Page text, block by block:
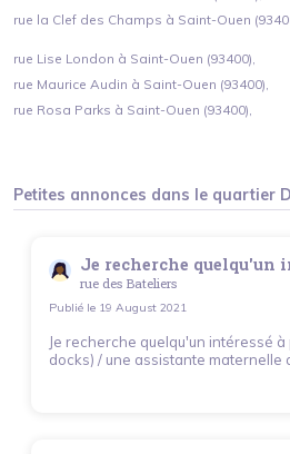
rue la Clef des Champs à Saint-Ouen
rue Lise London à Saint-Ouen (93400),
rue Maurice Audin à Saint-Ouen (93400),
rue Rosa Parks à Saint-Ouen (93400),
Petites annonces dans le quartier
Je recherche quelqu'un
rue des Bateliers
Publié le 19 August 2021
Je recherche quelqu'un intéressé
docks) / une assistante maternelle